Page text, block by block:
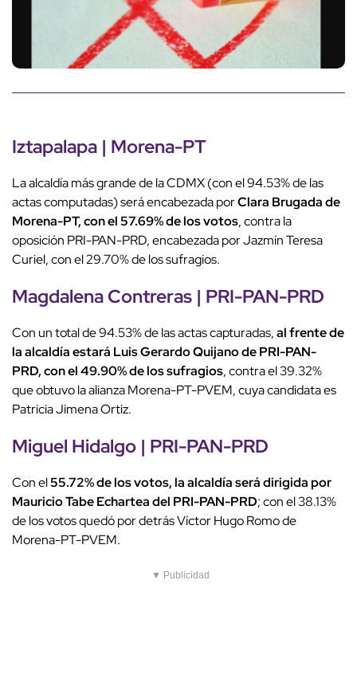
Iztapalapa | Morena-PT
La alcaldía más grande de la CDMX (con el 94.53% de las
actas computadas) será encabezada porClara Brugada de
Morena-PT, con el 57.69% de los votos, contra la
oposición PRI-PAN-PRD, encabezada por Jazmín Teresa
Curiel, con el 29.70% de los sufragios.
Magdalena Contreras | PRI-PAN-PRD
Con un total de 94.53% de las actas capturadas,al frente de
la alcaldía estará Luis Gerardo Quijano de PRI-PAN-
PRD, con el 49.90% de los sufragios, contra el 39.32%
que obtuvo la alianza Morena-PT-PVEM, cuya candidata es
Patricia Jimena Ortiz.
Miguel Hidalgo | PRI-PAN-PRD
Con el55.72% de los votos, la alcaldía será dirigida por
Mauricio Tabe Echartea del PRI-PAN-PRD; con el 38.13%
de los votos quedó por detrás Víctor Hugo Romo de
Morena-PT-PVEM.
▼ Publicidad